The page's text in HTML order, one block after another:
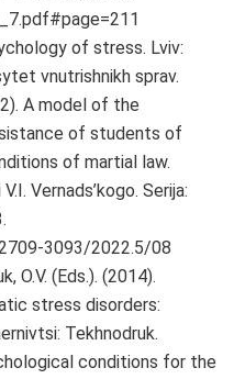
of stress. Lviv:
vnutrishnikh sprav.
A model of the
of students of
of martial law.
Vernads’kogo. Serija:
3093/2022.5/08
O.V. (Eds.). (2014).
stress disorders:
Tekhnodruk.
conditions for the